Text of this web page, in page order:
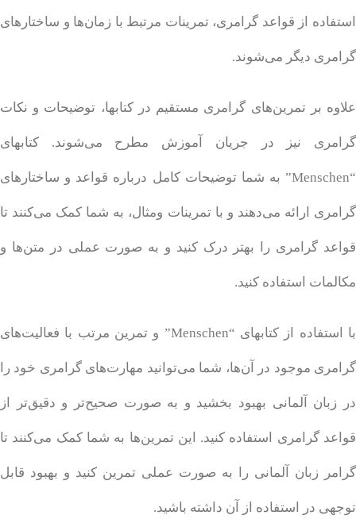
استفاده از قواعد گرامری، تمرینات مرتبط با زمان‌ها و ساختارهای
گرامری دیگر می‌شوند.
علاوه بر تمرین‌های گرامری مستقیم در کتابها، توضیحات و نکات
گرامری نیز در جریان آموزش مطرح می‌شوند. کتابهای
“Menschen” به شما توضیحات کامل درباره قواعد و ساختارهای
گرامری ارائه می‌دهند و با تمرینات ومثال، به شما کمک می‌کنند تا
قواعد گرامری را بهتر درک کنید و به صورت عملی در متن‌ها و
مکالمات استفاده کنید.
با استفاده از کتابهای “Menschen” و تمرین مرتب با فعالیت‌های
گرامری موجود در آن‌ها، شما می‌توانید مهارت‌های گرامری خود را
در زبان آلمانی بهبود بخشید و به صورت صحیح‌تر و دقیق‌تر از
قواعد گرامری استفاده کنید. این تمرین‌ها به شما کمک می‌کنند تا
گرامر زبان آلمانی را به صورت عملی تمرین کنید و بهبود قابل
توجهی در استفاده از آن داشته باشید.